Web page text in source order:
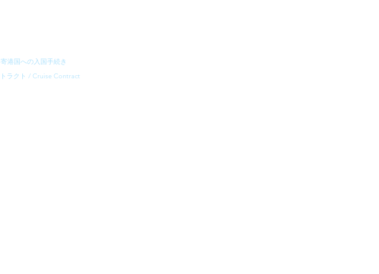
ラクト / Cruise Contract
港国への入国手続き